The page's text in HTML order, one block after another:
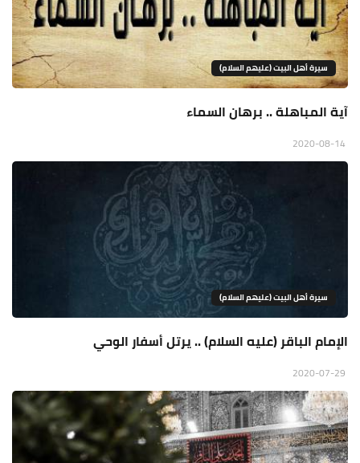
سيرة أهل البيت (عليهم السلام)
آية المباهلة .. برهان السماء
سيرة أهل البيت (عليهم السلام)
الإمام الباقر (عليه السلام) .. يرتل أسفار الوحي